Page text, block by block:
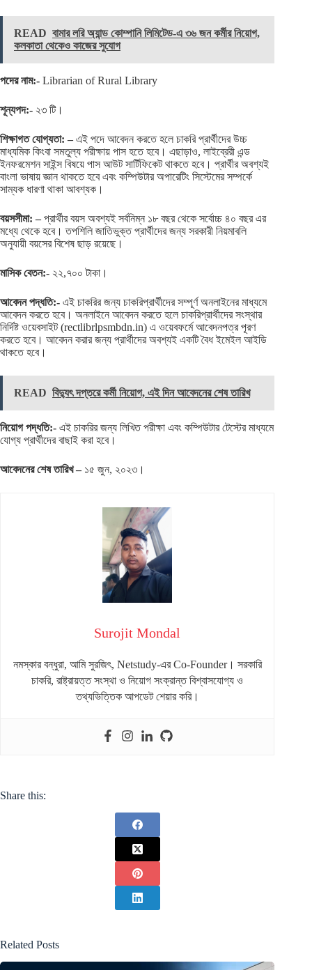
READ বামার লরি অ্যান্ড কোম্পানি লিমিটেড-এ ৩৬ জন কর্মীর নিয়োগ,
কলকাতা থেকেও কাজের সুযোগ
পদের নাম:- Librarian of Rural Library
শূন্যপদ:- ২৩ টি।
শিক্ষাগত যোগ্যতা: – এই পদে আবেদন করতে হলে চাকরি প্রার্থীদের উচ্চ
মাধ্যমিক কিংবা সমতুল্য পরীক্ষায় পাস হতে হবে। এছাড়াও, লাইব্রেরী এন্ড
ইনফরমেশন সাইন্স বিষয়ে পাস আউট সার্টিফিকেট থাকতে হবে। প্রার্থীর অবশ্যই
বাংলা ভাষায় জ্ঞান থাকতে হবে এবং কম্পিউটার অপারেটিং সিস্টেমের সম্পর্কে
সাম্যক ধারণা থাকা আবশ্যক।
বয়সসীমা: – প্রার্থীর বয়স অবশ্যই সর্বনিম্ন ১৮ বছর থেকে সর্বোচ্চ ৪০ বছর এর
মধ্যে থেকে হবে। তপশিলি জাতিভুক্ত প্রার্থীদের জন্য সরকারী নিয়মাবলি
অনুযায়ী বয়সের বিশেষ ছাড় রয়েছে।
মাসিক বেতন:- ২২,৭০০ টাকা।
আবেদন পদ্ধতি:- এই চাকরির জন্য চাকরিপ্রার্থীদের সম্পূর্ণ অনলাইনের মাধ্যমে
আবেদন করতে হবে। অনলাইনে আবেদন করতে হলে চাকরিপ্রার্থীদের সংস্থার
নির্দিষ্ট ওয়েবসাইট (rectlibrlpsmbdn.in) এ ওয়েবফর্মে আবেদনপত্র পূরণ
করতে হবে। আবেদন করার জন্য প্রার্থীদের অবশ্যই একটি বৈধ ইমেইল আইডি
থাকতে হবে।
READ বিদ্যুৎ দপ্তরে কর্মী নিয়োগ, এই দিন আবেদনের শেষ তারিখ
নিয়োগ পদ্ধতি:- এই চাকরির জন্য লিখিত পরীক্ষা এবং কম্পিউটার টেস্টের মাধ্যমে
যোগ্য প্রার্থীদের বাছাই করা হবে।
আবেদনের শেষ তারিখ – ১৫ জুন, ২০২৩।
Surojit Mondal
নমস্কার বন্ধুরা, আমি সুরজিৎ, Netstudy-এর Co-Founder। সরকারি
চাকরি, রাষ্ট্রায়ত্ত সংস্থা ও নিয়োগ সংক্রান্ত বিশ্বাসযোগ্য ও
তথ্যভিত্তিক আপডেট শেয়ার করি।
Share this:
Related Posts